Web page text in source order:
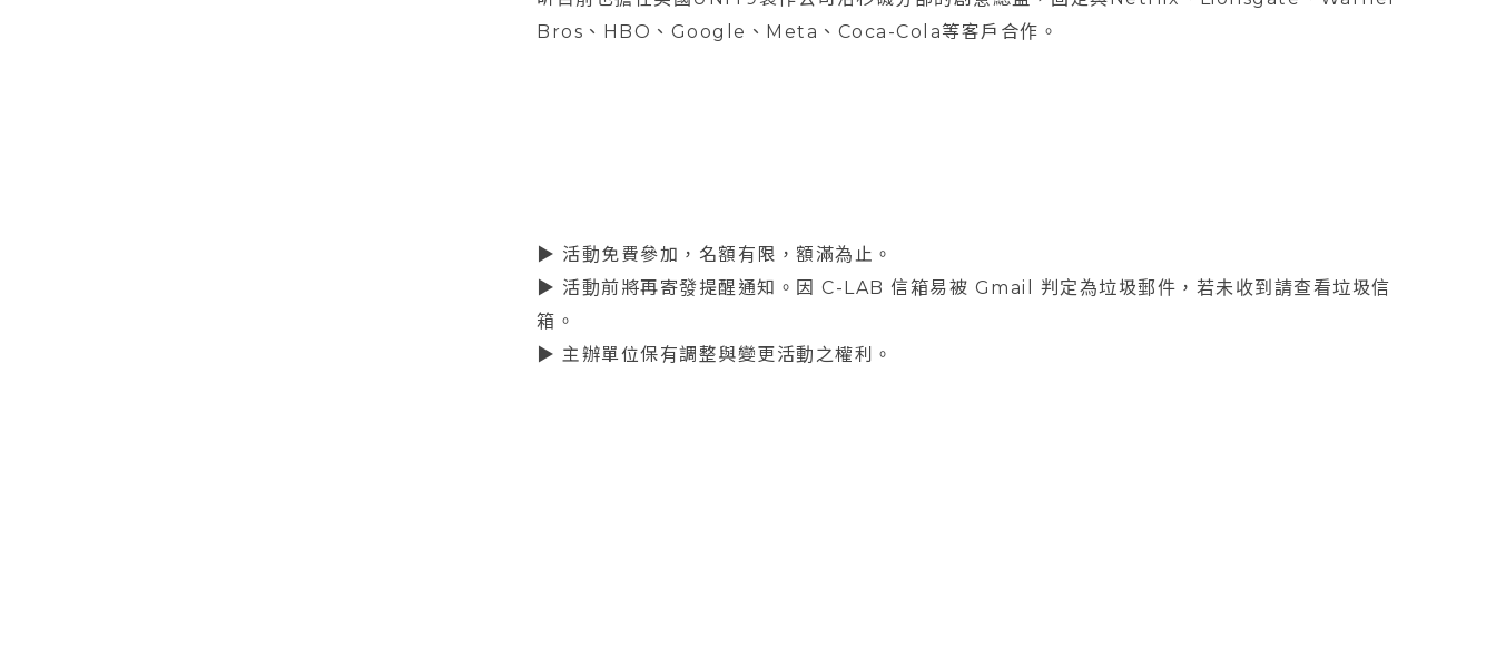
Bros、HBO、Google、Meta、Coca-Cola等客戶合作。
▶ 活動免費參加，名額有限，額滿為止。
▶ 活動前將再寄發提醒通知。因 C-LAB 信箱易被 Gmail 判定為垃圾郵件，若未收到請查看垃圾信
箱。
▶ 主辦單位保有調整與變更活動之權利。